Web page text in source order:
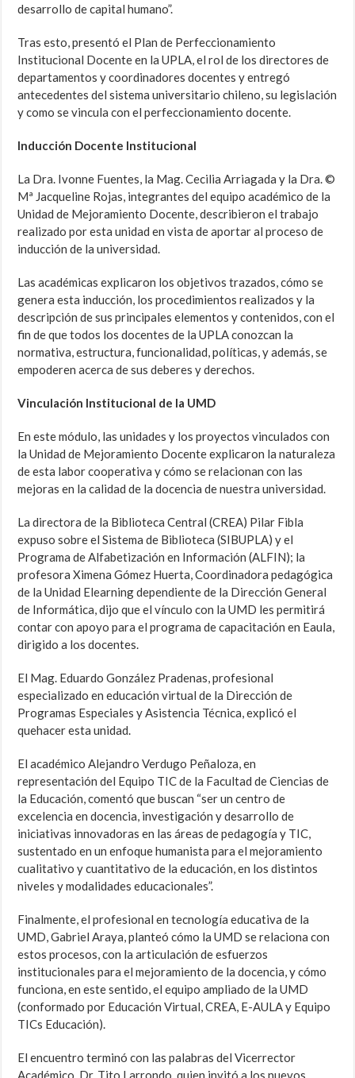
desarrollo de capital humano”.
Tras esto, presentó el Plan de Perfeccionamiento
Institucional Docente en la UPLA, el rol de los directores de
departamentos y coordinadores docentes y entregó
antecedentes del sistema universitario chileno, su legislación
y como se vincula con el perfeccionamiento docente.
Inducción Docente Institucional
La Dra. Ivonne Fuentes, la Mag. Cecilia Arriagada y la Dra. ©
Mª Jacqueline Rojas, integrantes del equipo académico de la
Unidad de Mejoramiento Docente, describieron el trabajo
realizado por esta unidad en vista de aportar al proceso de
inducción de la universidad.
Las académicas explicaron los objetivos trazados, cómo se
genera esta inducción, los procedimientos realizados y la
descripción de sus principales elementos y contenidos, con el
fin de que todos los docentes de la UPLA conozcan la
normativa, estructura, funcionalidad, políticas, y además, se
empoderen acerca de sus deberes y derechos.
Vinculación Institucional de la UMD
En este módulo, las unidades y los proyectos vinculados con
la Unidad de Mejoramiento Docente explicaron la naturaleza
de esta labor cooperativa y cómo se relacionan con las
mejoras en la calidad de la docencia de nuestra universidad.
La directora de la Biblioteca Central (CREA) Pilar Fibla
expuso sobre el Sistema de Biblioteca (SIBUPLA) y el
Programa de Alfabetización en Información (ALFIN); la
profesora Ximena Gómez Huerta, Coordinadora pedagógica
de la Unidad Elearning dependiente de la Dirección General
de Informática, dijo que el vínculo con la UMD les permitirá
contar con apoyo para el programa de capacitación en Eaula,
dirigido a los docentes.
El Mag. Eduardo González Pradenas, profesional
especializado en educación virtual de la Dirección de
Programas Especiales y Asistencia Técnica, explicó el
quehacer esta unidad.
El académico Alejandro Verdugo Peñaloza, en
representación del Equipo TIC de la Facultad de Ciencias de
la Educación, comentó que buscan “ser un centro de
excelencia en docencia, investigación y desarrollo de
iniciativas innovadoras en las áreas de pedagogía y TIC,
sustentado en un enfoque humanista para el mejoramiento
cualitativo y cuantitativo de la educación, en los distintos
niveles y modalidades educacionales”.
Finalmente, el profesional en tecnología educativa de la
UMD, Gabriel Araya, planteó cómo la UMD se relaciona con
estos procesos, con la articulación de esfuerzos
institucionales para el mejoramiento de la docencia, y cómo
funciona, en este sentido, el equipo ampliado de la UMD
(conformado por Educación Virtual, CREA, E-AULA y Equipo
TICs Educación).
El encuentro terminó con las palabras del Vicerrector